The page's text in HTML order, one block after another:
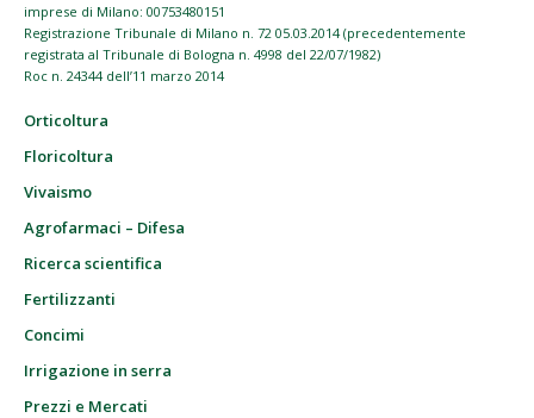
imprese di Milano: 00753480151
Registrazione Tribunale di Milano n. 72 05.03.2014 (precedentemente
registrata al Tribunale di Bologna n. 4998 del 22/07/1982)
Roc n. 24344 dell’11 marzo 2014
Orticoltura
Floricoltura
Vivaismo
Agrofarmaci – Difesa
Ricerca scientifica
Fertilizzanti
Concimi
Irrigazione in serra
Prezzi e Mercati